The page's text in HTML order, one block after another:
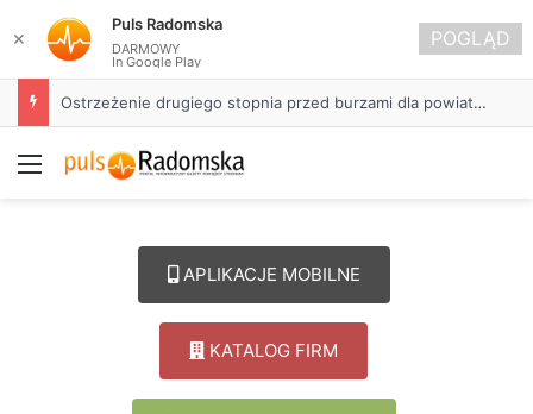
Ostrzeżenie drugiego stopnia przed burzami dla powiatu radomszczańskiego
Menu
APLIKACJE MOBILNE
KATALOG FIRM
✕
Puls Radomska
DARMOWY
In Google Play
POGLĄD